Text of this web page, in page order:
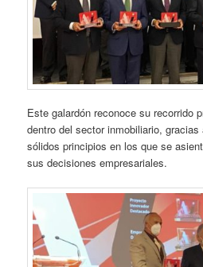
Este galardón reconoce su recorrido
dentro del sector inmobiliario,
sólidos principios en los que se
sus decisiones empresariales.